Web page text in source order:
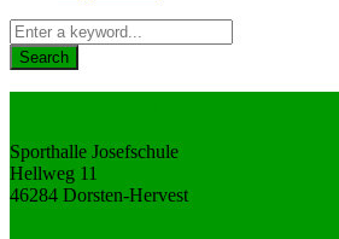
Sporthalle Josefschule
Hellweg 11
46284 Dorsten-Hervest